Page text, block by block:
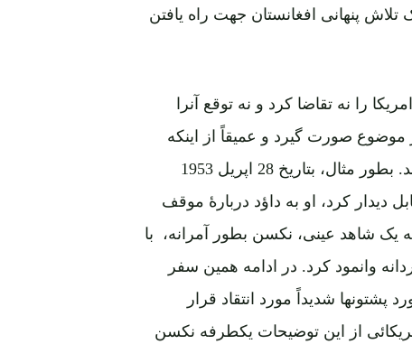
تلاش پنهانی افغانستان جهت راه یافتن
را نه تقاضا کرد و نه توقع آنرا
موضوع صورت گیرد و عمیقاً از اینکه
دیدار کرد، او به داؤد دربارۀ موقف
یک شاهد عینی، نکسن بطور آمرانه، با
وانمود کرد. در ادامه همین سفر
شدیداً مورد انتقاد قرار
امریکائی از این توضیحات یکطرفه نکسن